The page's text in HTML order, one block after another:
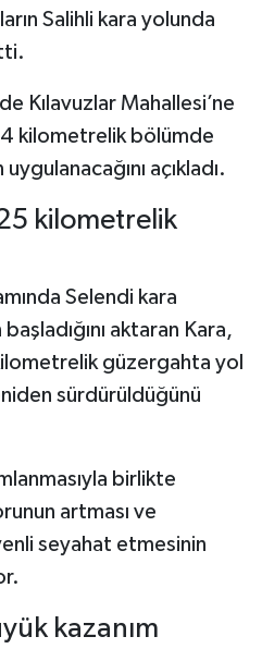
Salihli kara yolunda
Kılavuzlar Mahallesi’ne
kilometrelik bölümde
uygulanacağını açıkladı.
kilometrelik
Selendi kara
aktaran Kara,
güzergahta yol
sürdürüldüğünü
birlikte
artması ve
seyahat etmesinin
kazanım